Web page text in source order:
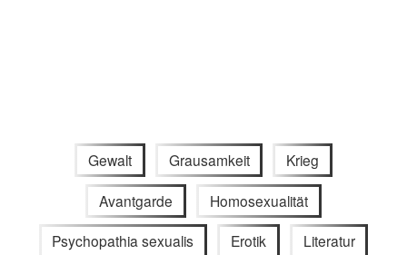
Gewalt Grausamkeit Krieg
Avantgarde Homosexualität
Psychopathia sexualis Erotik Literatur